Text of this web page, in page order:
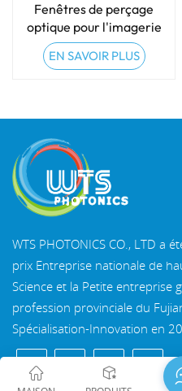
Fenêtres de perçage
optique pour l'imagerie
médicale
EN SAVOIR PLUS
WTS PHOTONICS CO., LTD a
prix Entreprise nationale de
Science et la Petite entreprise
profession provinciale du
Spécialisation-Innovation en
belle ville côtière du sud-est,
en Chine. WTS dispose de 11 000 mètres carrés de